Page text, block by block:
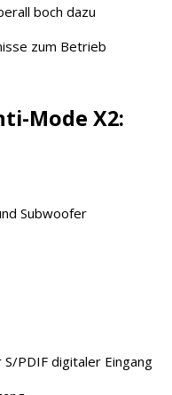
boch dazu
zum Betrieb
Mode X2:
Subwoofer
PDIF digitaler Eingang